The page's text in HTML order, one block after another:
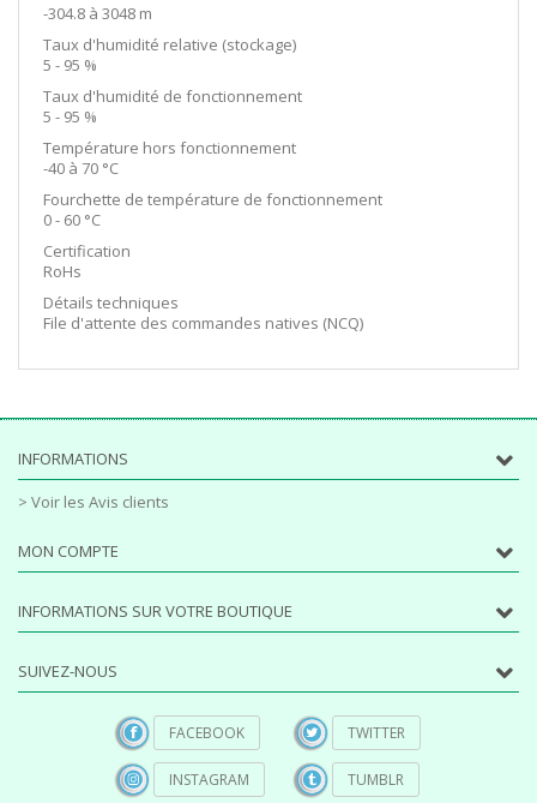
-304.8 à 3048 m
Taux d'humidité relative (stockage)
5 - 95 %
Taux d'humidité de fonctionnement
5 - 95 %
Température hors fonctionnement
-40 à 70 °C
Fourchette de température de fonctionnement
0 - 60 °C
Certification
RoHs
Détails techniques
File d'attente des commandes natives (NCQ)
INFORMATIONS
> Voir les Avis clients
MON COMPTE
INFORMATIONS SUR VOTRE BOUTIQUE
SUIVEZ-NOUS
FACEBOOK
INSTAGRAM
TWITTER
TUMBLR